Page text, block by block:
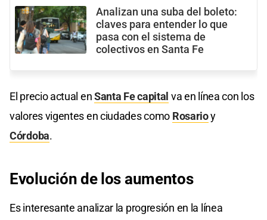
Analizan una suba del boleto:
claves para entender lo que
pasa con el sistema de
colectivos en Santa Fe
El precio actual enSanta Fe capital va en línea con los
valores vigentes en ciudades como Rosarioy
Córdoba.
Evolución de los aumentos
Es interesante analizar la progresión en la línea